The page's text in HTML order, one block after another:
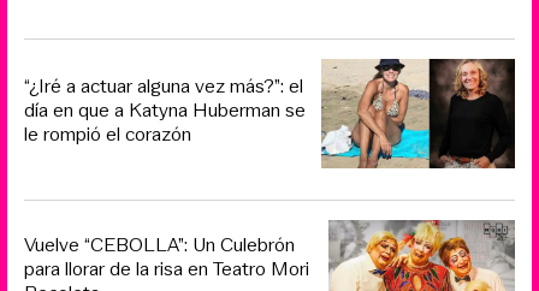
“¿Iré a actuar alguna vez más?”: el
día en que a Katyna Huberman se
le rompió el corazón
Vuelve “CEBOLLA”: Un Culebrón
para llorar de la risa en Teatro Mori